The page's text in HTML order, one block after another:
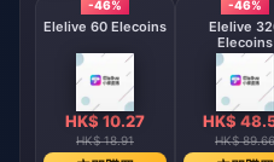
-46%
Elelive 60 Elecoins
HK$ 10.27
HK$ 18.91
-46%
Elelive
Elecoins
HK$
HK$ 89.66